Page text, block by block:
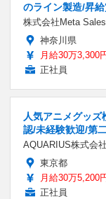
のライン製造/昇給
株式会社Meta Sales
神奈川県
月給30万3,300
正社員
人気アニメグッ
認/未経験歓迎/第
AQUARIUS株式会社
東京都
月給30万5,200
正社員